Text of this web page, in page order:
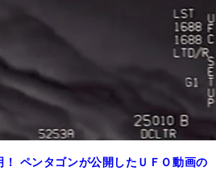
！ ペンタゴンが公開したＵＦＯ動画の